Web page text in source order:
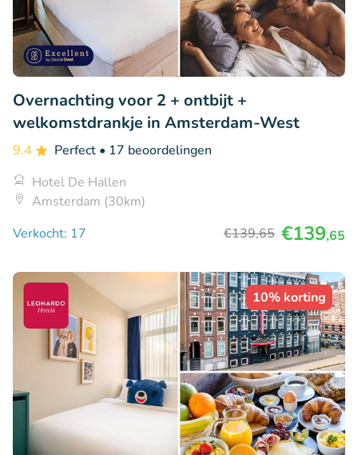
Overnachting voor 2 + ontbijt +
welkomstdrankje in Amsterdam-West
9.4 Perfect • 17 beoordelingen
Hotel De Hallen
Amsterdam (30km)
Verkocht: 17
€139,65 €139,65
10% korting